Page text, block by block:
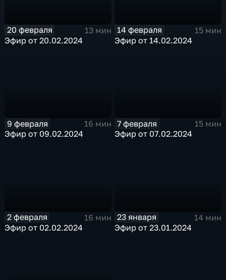
20 февраля
13 мин
Эфир от 20.02.2024
14 февраля
15 мин
Эфир от 14.02.2024
9 февраля
16 мин
Эфир от 09.02.2024
7 февраля
15 мин
Эфир от 07.02.2024
2 февраля
16 мин
Эфир от 02.02.2024
23 января
14 мин
Эфир от 23.01.2024